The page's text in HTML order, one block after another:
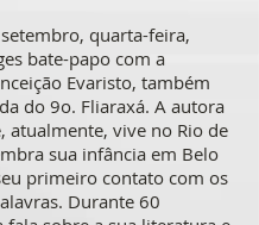
quarta-feira,
bate-papo com a
Evaristo, também
do 9o. Fliaraxá. A autora
atualmente, vive no Rio de
sua infância em Belo
primeiro contato com os
Durante 60